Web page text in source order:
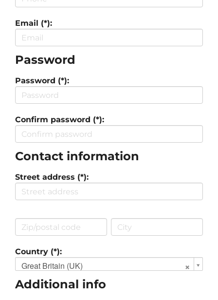
Email (*):
Password
Password (*):
Confirm password (*):
Contact information
Street address (*):
Country (*):
Great Britain (UK)
Additional info